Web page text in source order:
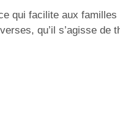
qui facilite aux
qu’il s’agisse de